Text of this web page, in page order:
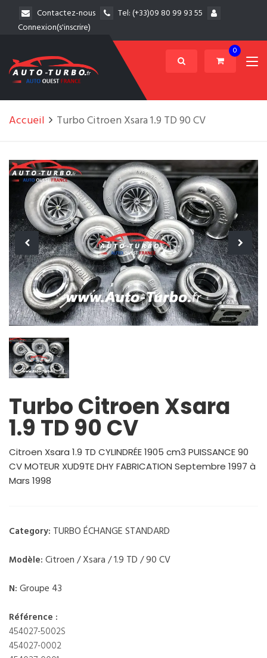
Contactez-nous Tel:(+33)09 80 99 93 55
Connexion(s'inscrire)
0
Accueil Turbo Citroen Xsara 1.9 TD 90 CV
Turbo Citroen Xsara
1.9 TD 90 CV
Citroen Xsara 1.9 TD CYLINDRÉE 1905 cm3 PUISSANCE 90
CV MOTEUR XUD9TE DHY FABRICATION Septembre 1997 à
Mars 1998
Category: TURBO ÉCHANGE STANDARD
Modèle: Citroen / Xsara / 1.9 TD / 90 CV
N: Groupe 43
Référence :
454027-5002S
454027-0002